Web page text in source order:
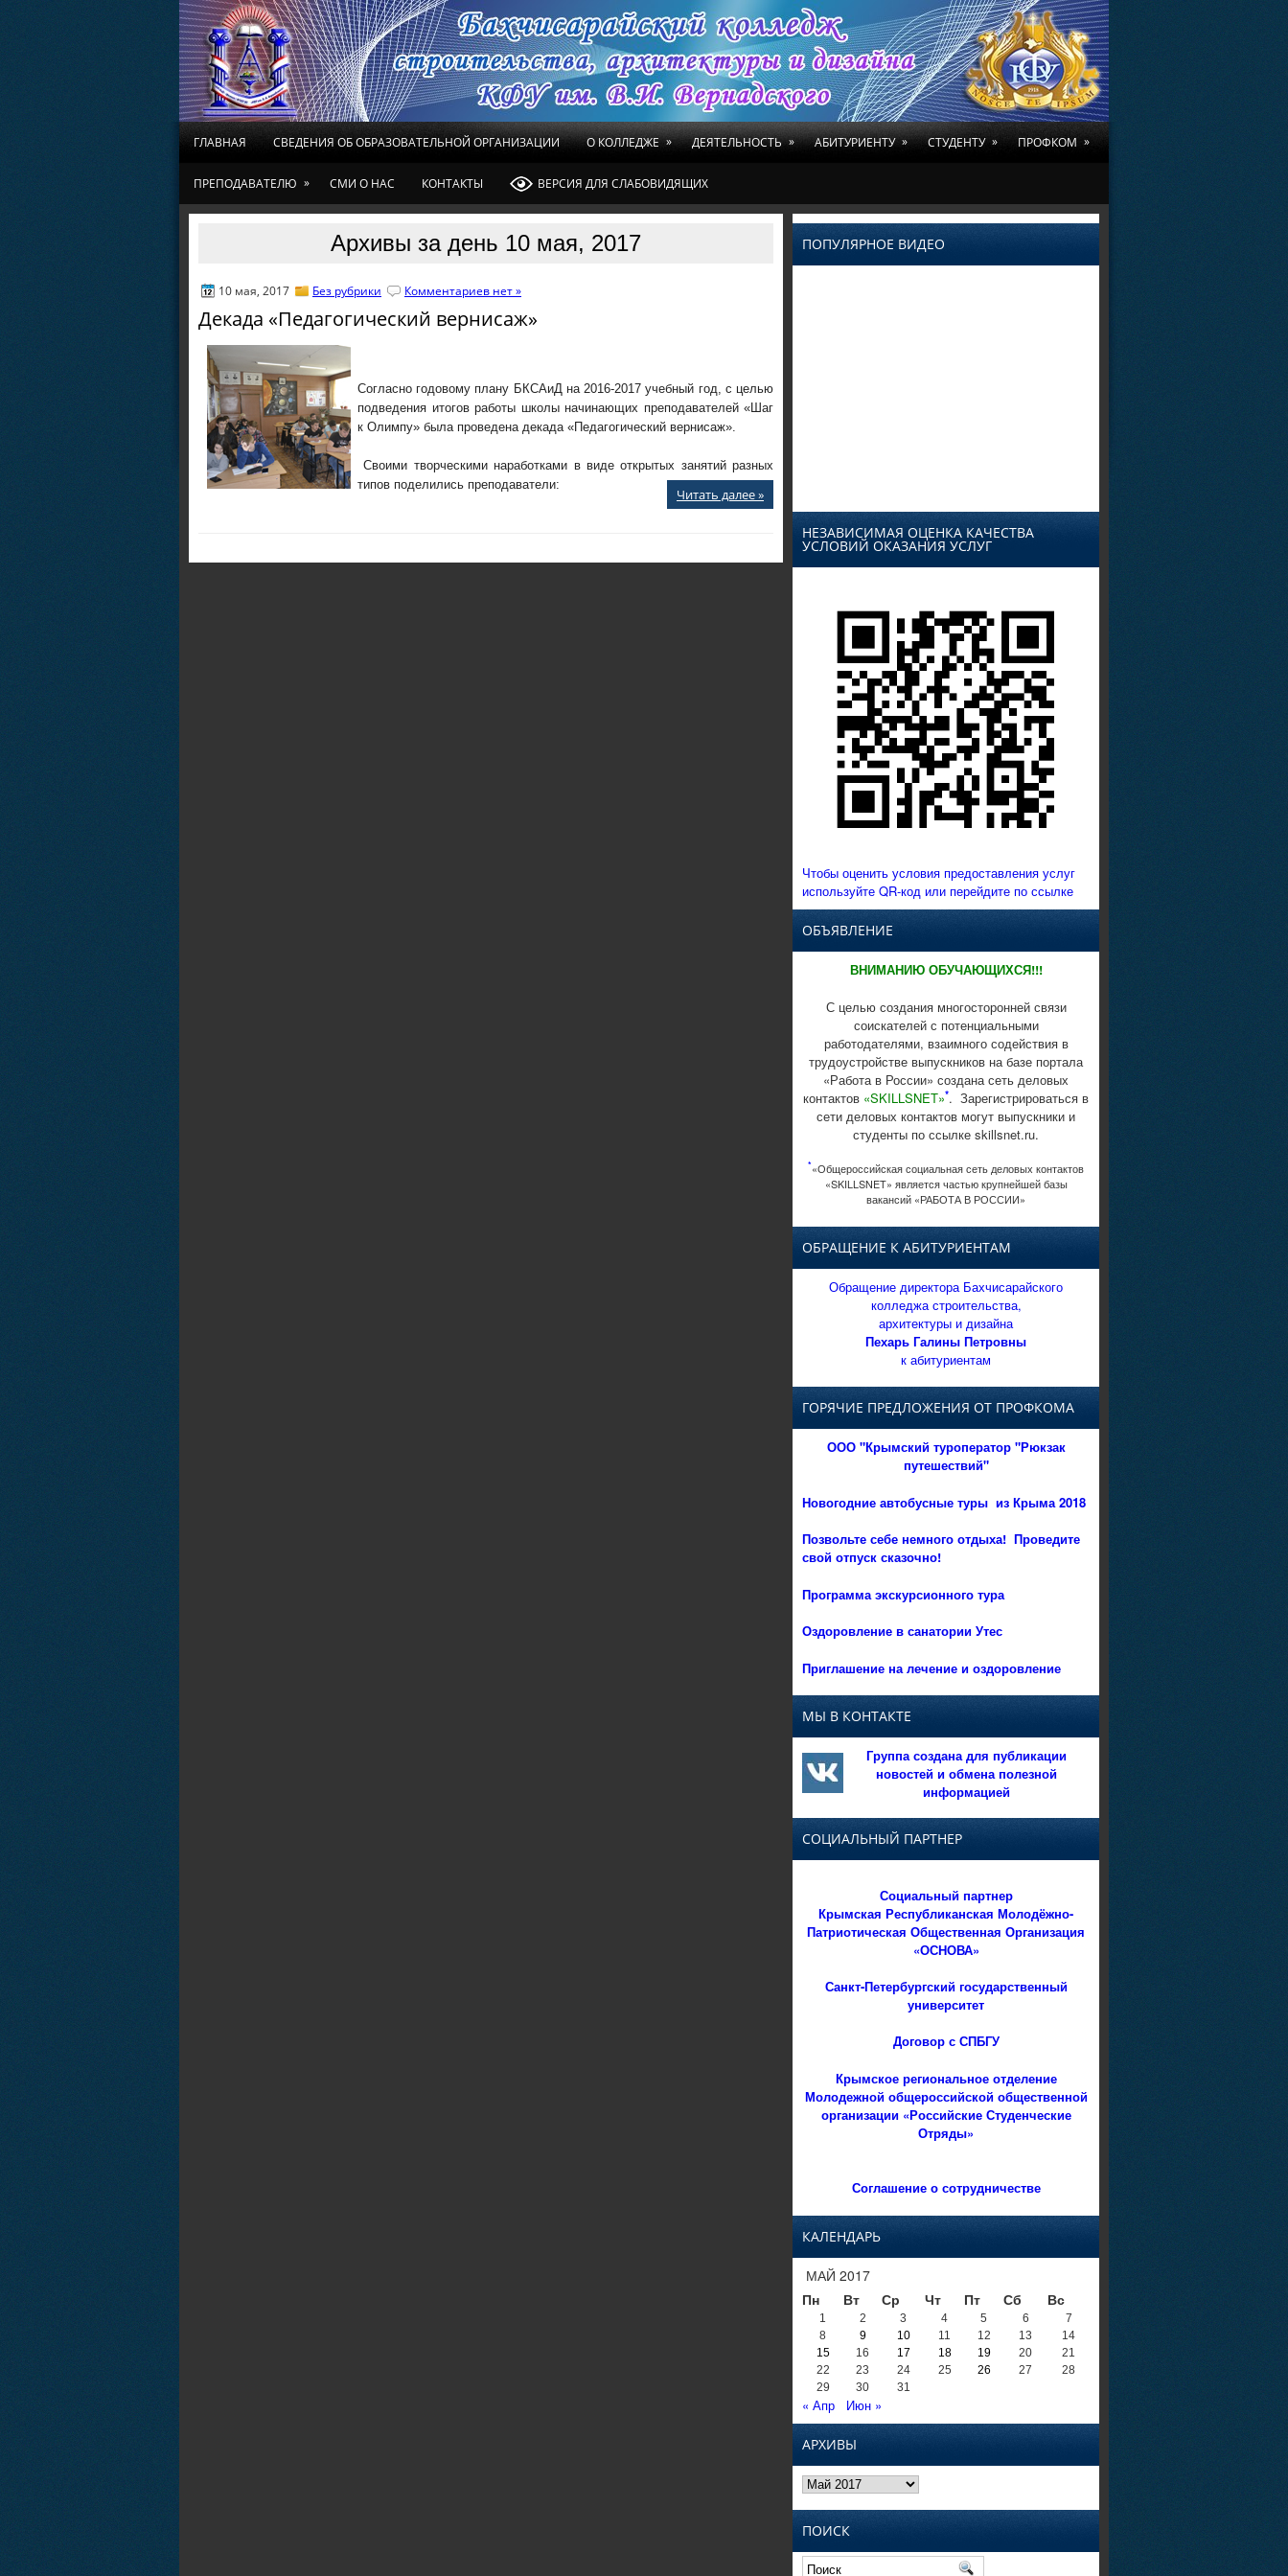
ГЛАВНАЯ СВЕДЕНИЯ ОБ ОБРАЗОВАТЕЛЬНОЙ ОРГАНИЗАЦИИ О КОЛЛЕДЖЕ » ДЕЯТЕЛЬНОСТЬ » АБИТУРИЕНТУ » СТУДЕНТУ » ПРОФКОМ »
ПРЕПОДАВАТЕЛЮ » СМИ О НАС КОНТАКТЫ ВЕРСИЯ ДЛЯ СЛАБОВИДЯЩИХ
Архивы за день 10 мая, 2017
10 мая, 2017 Без рубрики Комментариев нет »
Декада «Педагогический вернисаж»
Согласно годовому плану БКСАиД на 2016-2017 учебный год, с целью
подведения итогов работы школы начинающих преподавателей «Шаг
к Олимпу» была проведена декада «Педагогический вернисаж».
Своими творческими наработками в виде открытых занятий разных
типов поделились преподаватели:
Читать далее »
ПОПУЛЯРНОЕ ВИДЕО
НЕЗАВИСИМАЯ ОЦЕНКА КАЧЕСТВА
УСЛОВИЙ ОКАЗАНИЯ УСЛУГ
Чтобы оценить условия предоставления услуг
используйте QR-код или перейдите по ссылке
ОБЪЯВЛЕНИЕ
ВНИМАНИЮ ОБУЧАЮЩИХСЯ!!!
С целью создания многосторонней связи
соискателей с потенциальными
работодателями, взаимного содействия в
трудоустройстве выпускников на базе портала
«Работа в России» создана сеть деловых
контактов «SKILLSNET»*. Зарегистрироваться в
сети деловых контактов могут выпускники и
студенты по ссылке skillsnet.ru.
*«Общероссийская социальная сеть деловых контактов
«SKILLSNET» является частью крупнейшей базы
вакансий «РАБОТА В РОССИИ»
ОБРАЩЕНИЕ К АБИТУРИЕНТАМ
Обращение директора Бахчисарайского
колледжа строительства,
архитектуры и дизайна
Пехарь Галины Петровны
к абитуриентам
ГОРЯЧИЕ ПРЕДЛОЖЕНИЯ ОТ ПРОФКОМА
ООО "Крымский туроператор "Рюкзак
путешествий"
Новогодние автобусные туры из Крыма 2018
Позвольте себе немного отдыха! Проведите
свой отпуск сказочно!
Программа экскурсионного тура
Оздоровление в санатории Утес
Приглашение на лечение и оздоровление
МЫ В КОНТАКТЕ
Группа создана для публикации
новостей и обмена полезной
информацией
СОЦИАЛЬНЫЙ ПАРТНЕР
Социальный партнер
Крымская Республиканская Молодёжно-
Патриотическая Общественная Организация
«ОСНОВА»
Санкт-Петербургский государственный
университет
Договор с СПБГУ
Крымское региональное отделение
Молодежной общероссийской общественной
организации «Российские Студенческие
Отряды»
Соглашение о сотрудничестве
КАЛЕНДАРЬ
МАЙ 2017
Пн
Вт Ср Чт Пт Сб Вс
1 2 3 4 5 6
7
8
9 10 11 12 13
14
15
16 17 18 19 20
21
22
23 24 25 26 27
28
29
30 31
« Апр Июн »
АРХИВЫ
Архивы
ПОИСК